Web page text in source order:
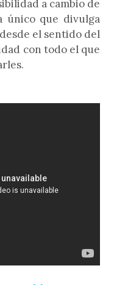
a cambio de
único que divulga
el sentido del
con todo el que